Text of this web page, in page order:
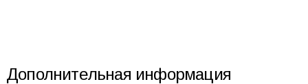
Дополнительная информация